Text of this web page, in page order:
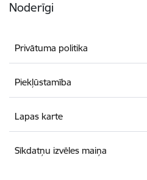
Noderīgi
Privātuma politika
Piekļūstamība
Lapas karte
Sīkdatņu izvēles maiņa